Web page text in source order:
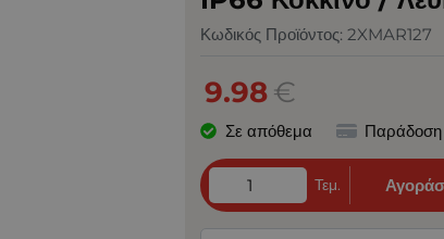
Κωδικός Προϊόντος: 2XMAR127
9.98€
Σε απόθεμα
Τεμ.